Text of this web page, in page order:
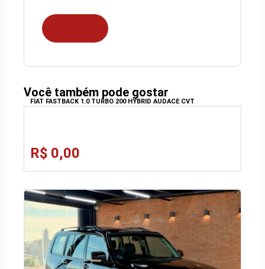
Você também pode gostar
FIAT FASTBACK 1.0 TURBO 200 HYBRID AUDACE CVT
R$ 0,00